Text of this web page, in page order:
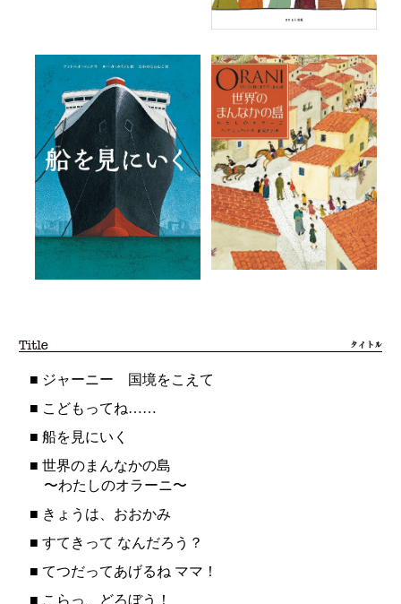
■ ジャーニー 国境をこえて
■ こどもってね……
■ 船を見にいく
■ 世界のまんなかの島
〜わたしのオラーニ〜
■ きょうは、おおかみ
■ すてきって なんだろう？
■ てつだってあげるね ママ！
■ こらっ、どろぼう！